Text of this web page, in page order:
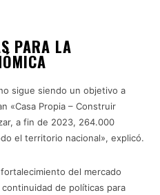
PARA LA
sigue siendo un objetivo a
«Casa Propia – Construir
a fin de 2023, 264.000
el territorio nacional», explicó.
del mercado
de políticas para